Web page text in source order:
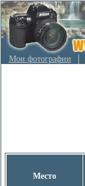
Мои фотографии
Место